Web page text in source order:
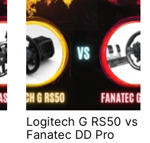
Logitech G RS50 vs
Fanatec DD Pro